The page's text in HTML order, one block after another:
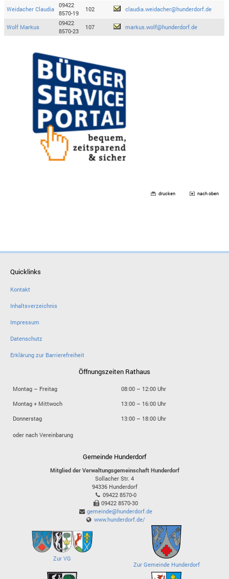
Weidacher Claudia
09422
8570-19
102 claudia.weidacher@hunderdorf.de
Wolf Markus
09422
8570-23
107 markus.wolf@hunderdorf.de
drucken nach oben
Quicklinks
Kontakt
Inhaltsverzeichnis
Impressum
Datenschutz
Erklärung zur Barrierefreiheit
Öffnungszeiten Rathaus
Montag – Freitag
08:00 – 12:00 Uhr
Montag + Mittwoch
13:00 – 16:00 Uhr
Donnerstag
13:00 – 18:00 Uhr
oder nach Vereinbarung
Gemeinde Hunderdorf
Mitglied der Verwaltungsgemeinschaft Hunderdorf
Sollacher Str. 4
94336 Hunderdorf
09422 8570-0
09422 8570-30
gemeinde@hunderdorf.de
www.hunderdorf.de/
Zur VG
Zur Gemeinde Hunderdorf